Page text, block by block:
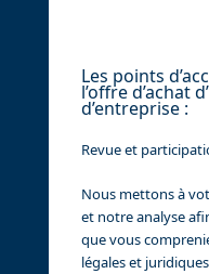
Les points
l’offre d’achat
d’entreprise :
Revue et
Nous mettons à
et notre analyse
que vous
légales et